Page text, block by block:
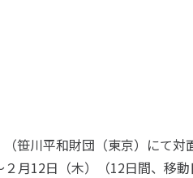
笹川平和財団（東京）にて対
月12日（木）（12日間、移動